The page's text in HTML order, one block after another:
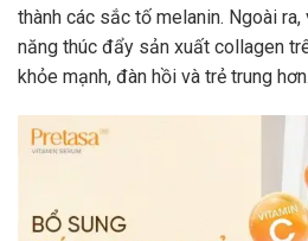
thành các sắc tố melanin. Ngoài
năng thúc đẩy sản xuất collagen
khỏe mạnh, đàn hồi và trẻ trung hơn.